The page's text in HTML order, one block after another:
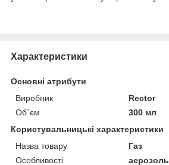
Характеристики
Основні атрибути
Виробник
Rector
Об`єм
300 мл
Користувальницькі характеристики
Назва товару
Газ
Особливості
аерозоль